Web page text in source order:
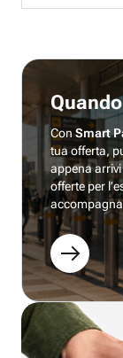
ConSmart
tua offerta,
appena
offerte per